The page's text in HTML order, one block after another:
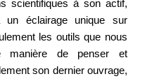
scientifiques à son actif,
un éclairage unique sur
les outils que nous
manière de penser et
son dernier ouvrage,